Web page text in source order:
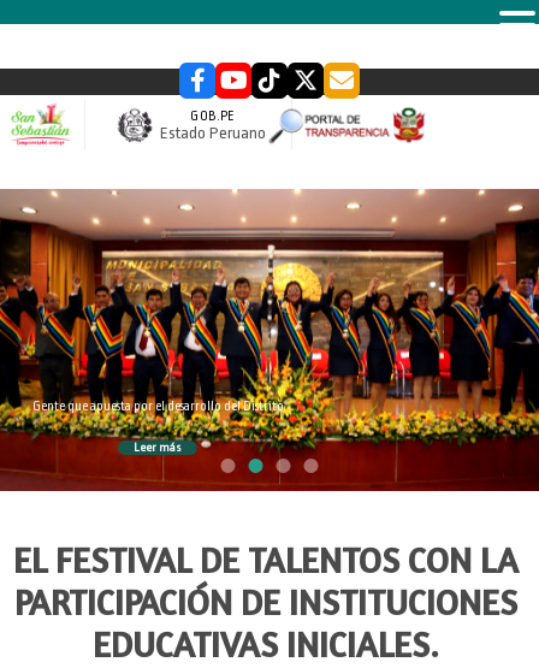
GOB.PE
Estado Peruano
slider
Gente que apuesta por el desarrollo del Distrito
Leer más
EL FESTIVAL DE TALENTOS CON LA
PARTICIPACIÓN DE INSTITUCIONES
EDUCATIVAS INICIALES.